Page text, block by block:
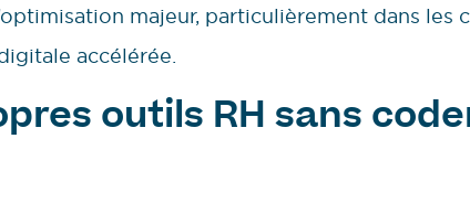
majeur, particulièrement dans les
accélérée.
outils RH sans